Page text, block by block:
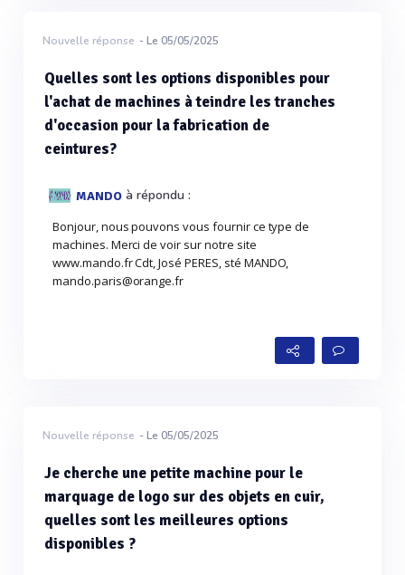
Nouvelle réponse - Le 05/05/2025
Quelles sont les options disponibles pour
l'achat de machines à teindre les tranches
d'occasion pour la fabrication de
ceintures?
MANDO à répondu :
Bonjour, nous pouvons vous fournir ce type de
machines. Merci de voir sur notre site
www.mando.fr Cdt, José PERES, sté MANDO,
mando.paris@orange.fr
Nouvelle réponse - Le 05/05/2025
Je cherche une petite machine pour le
marquage de logo sur des objets en cuir,
quelles sont les meilleures options
disponibles ?